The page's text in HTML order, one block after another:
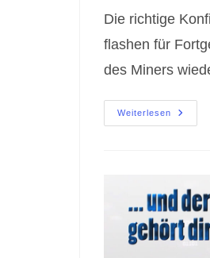
Die richtige
flashen für
des Miners
Weiterlesen
Bitaxe-
Lucky